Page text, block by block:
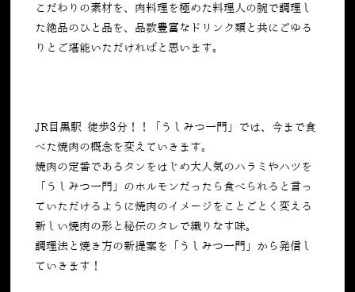
こだわりの素材を、肉料理を極めた料理人の腕で調理し
た絶品のひと品を、品数豊富なドリンク類と共にごゆる
りとご堪能いただければと思います。
JR目黒駅 徒歩3分！！「うしみつ一門」では、今まで食
べた焼肉の概念を変えていきます。
焼肉の定番であるタンをはじめ大人気のハラミやハツを
「うしみつ一門」のホルモンだったら食べられると言っ
ていただけるように焼肉のイメージをことごとく変える
新しい焼肉の形と秘伝のタレで織りなす味。
調理法と焼き方の新提案を「うしみつ一門」から発信し
ていきます！